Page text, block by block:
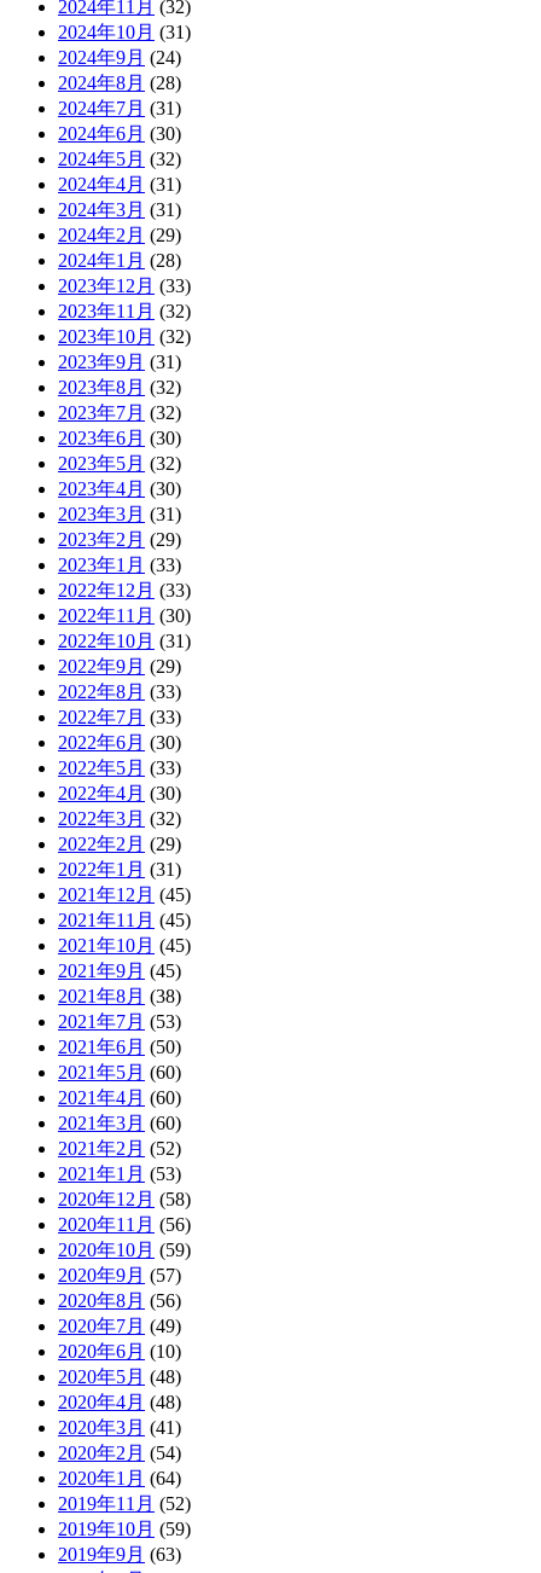
2024年11月 (32)
2024年10月 (31)
2024年9月 (24)
2024年8月 (28)
2024年7月 (31)
2024年6月 (30)
2024年5月 (32)
2024年4月 (31)
2024年3月 (31)
2024年2月 (29)
2024年1月 (28)
2023年12月 (33)
2023年11月 (32)
2023年10月 (32)
2023年9月 (31)
2023年8月 (32)
2023年7月 (32)
2023年6月 (30)
2023年5月 (32)
2023年4月 (30)
2023年3月 (31)
2023年2月 (29)
2023年1月 (33)
2022年12月 (33)
2022年11月 (30)
2022年10月 (31)
2022年9月 (29)
2022年8月 (33)
2022年7月 (33)
2022年6月 (30)
2022年5月 (33)
2022年4月 (30)
2022年3月 (32)
2022年2月 (29)
2022年1月 (31)
2021年12月 (45)
2021年11月 (45)
2021年10月 (45)
2021年9月 (45)
2021年8月 (38)
2021年7月 (53)
2021年6月 (50)
2021年5月 (60)
2021年4月 (60)
2021年3月 (60)
2021年2月 (52)
2021年1月 (53)
2020年12月 (58)
2020年11月 (56)
2020年10月 (59)
2020年9月 (57)
2020年8月 (56)
2020年7月 (49)
2020年6月 (10)
2020年5月 (48)
2020年4月 (48)
2020年3月 (41)
2020年2月 (54)
2020年1月 (64)
2019年11月 (52)
2019年10月 (59)
2019年9月 (63)